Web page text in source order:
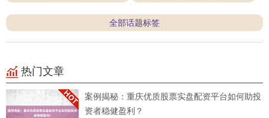
全部话题标签
热门文章
案例揭秘：重庆优质股票实盘配资平台如何助投
资者稳健盈利？